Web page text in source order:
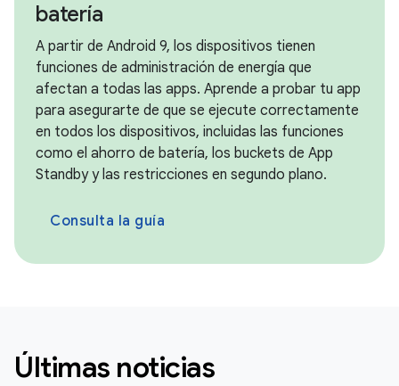
batería
A partir de Android 9, los dispositivos tienen
funciones de administración de energía que
afectan a todas las apps. Aprende a probar tu app
para asegurarte de que se ejecute correctamente
en todos los dispositivos, incluidas las funciones
como el ahorro de batería, los buckets de App
Standby y las restricciones en segundo plano.
Consulta la guía
Últimas noticias